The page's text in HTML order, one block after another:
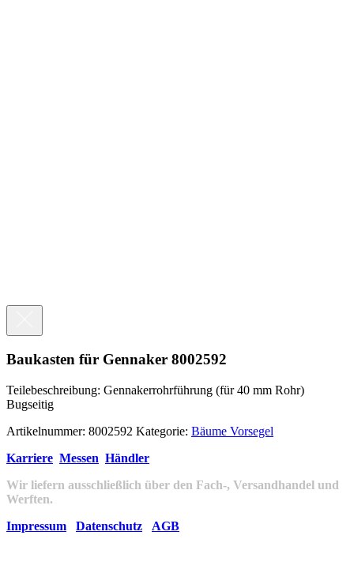
Baukasten für Gennaker 8002592
Teilebeschreibung: Gennakerrohrführung (für 40 mm Rohr)
Bugseitig
Artikelnummer: 8002592 Kategorie: Bäume Vorsegel
Karriere Messen Händler
Wir liefern ausschließlich über den Fach-, Versandhandel und
Werften.
Impressum
Datenschutz AGB